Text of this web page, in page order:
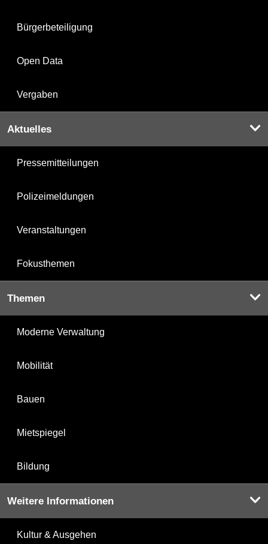
Bürgerbeteiligung
Open Data
Vergaben
Aktuelles
Pressemitteilungen
Polizeimeldungen
Veranstaltungen
Fokusthemen
Themen
Moderne Verwaltung
Mobilität
Bauen
Mietspiegel
Bildung
Weitere Informationen
Kultur & Ausgehen